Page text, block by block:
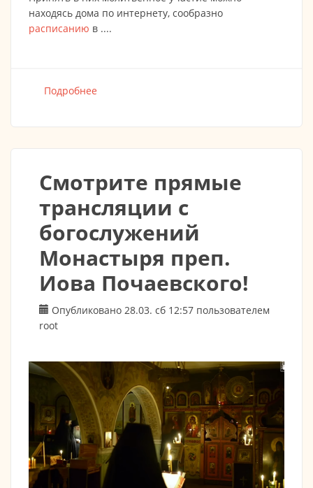
находясь дома по интернету, сообразно
расписанию в ....
Подробнее
Смотрите прямые
трансляции с
богослужений
Монастыря преп.
Иова Почаевского!
Опубликовано 28.03. сб 12:57 пользователем
root